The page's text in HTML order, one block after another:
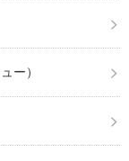
ー）